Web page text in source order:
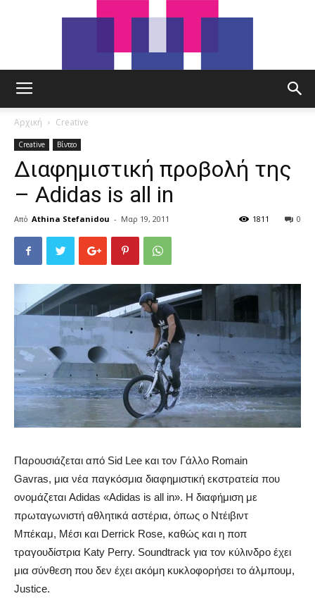
Αρχική Creative
Creative Βίντεο
Διαφημιστική προβολή της
– Adidas is all in
Από Athina Stefanidou - Μαρ 19, 2011 0
1811
Παρουσιάζεται από Sid Lee και τον Γάλλο Romain
Gavras, μια νέα παγκόσμια διαφημιστική εκστρατεία που
ονομάζεται Adidas «Adidas is all in». Η διαφήμιση με
πρωταγωνιστή αθλητικά αστέρια, όπως ο Ντέιβιντ
Μπέκαμ, Μέσι και Derrick Rose, καθώς και η ποπ
τραγουδίστρια Katy Perry. Soundtrack για τον κύλινδρο έχει
μια σύνθεση που δεν έχει ακόμη κυκλοφορήσει το άλμπουμ,
Justice.